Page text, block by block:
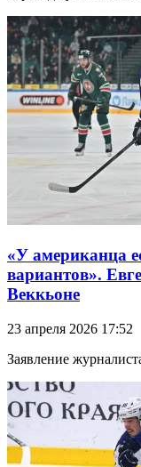
«У американца
вариантов».
Веккьоне
23 апреля 2026 17:52
Заявление